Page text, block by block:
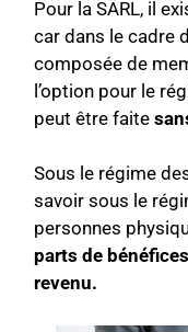
Pour la SARL, il
car dans le cadre
composée de
l’option pour le
peut être faite
Sous le régime
savoir sous le
personnes
parts de
revenu.